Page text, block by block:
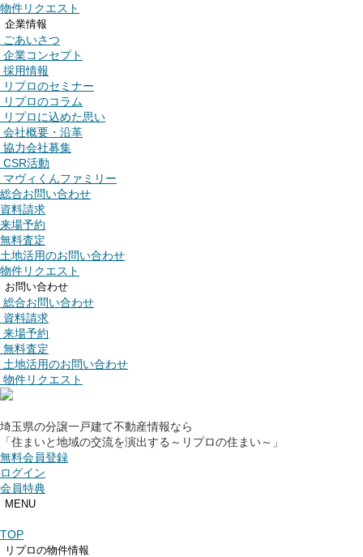
物件リクエスト
企業情報
ごあいさつ
企業コンセプト
採用情報
リプロのセミナー
リプロのコラム
リプロに込めた思い
会社概要・沿革
協力会社募集
CSR活動
マヴィくんファミリー
総合お問い合わせ
資料請求
来場予約
無料査定
土地活用のお問い合わせ
物件リクエスト
お問い合わせ
総合お問い合わせ
資料請求
来場予約
無料査定
土地活用のお問い合わせ
物件リクエスト
埼玉県の分譲一戸建て不動産情報なら
「住まいと地域の交流を演出する～リプロの住まい～」
無料会員登録
ログイン
会員特典
MENU
TOP
リプロの物件情報